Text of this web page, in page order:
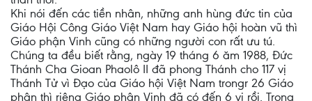
Khi nói đến các tiền nhân, những anh hùng đức tin của
Giáo Hội Công Giáo Việt Nam hay Giáo hội hoàn vũ thì
Giáo phận Vinh cũng có những người con rất ưu tú.
Chúng ta đều biết rằng, ngày 19 tháng 6 ăm 1988, Đức
Thánh Cha Gioan Phaolô II đã phong Thánh cho 117 vị
Thánh Tử vì Đạo của Giáo hội Việt Nam trongr 26 Giáo
phận thì riêng Giáo phận Vinh đã có đến 6 vị rồi. Trong